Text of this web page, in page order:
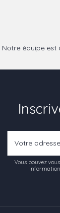
Notre équipe est
Vous pouvez